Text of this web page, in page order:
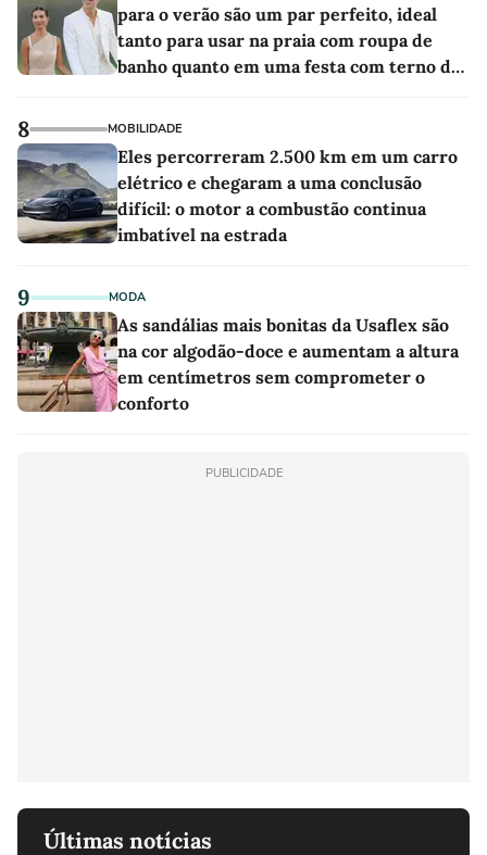
para o verão são um par perfeito, ideal
tanto para usar na praia com roupa de
banho quanto em uma festa com terno de
8 MOBILIDADE
Eles percorreram 2.500 km em um carro
elétrico e chegaram a uma conclusão
difícil: o motor a combustão continua
imbatível na estrada
9 MODA
As sandálias mais bonitas da Usaflex são
na cor algodão-doce e aumentam a altura
em centímetros sem comprometer o
conforto
PUBLICIDADE
Últimas notícias